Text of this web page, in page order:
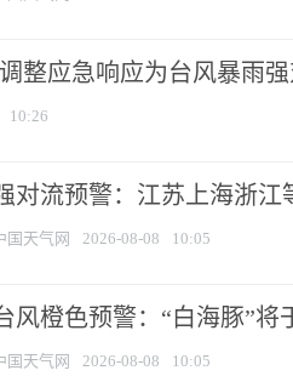
整应急响应为台风暴雨
10:26
对流预警：江苏上海浙江
国天气网 2026-08-08 10:05
风橙色预警：“白海豚”将
国天气网 2026-08-08 10:05